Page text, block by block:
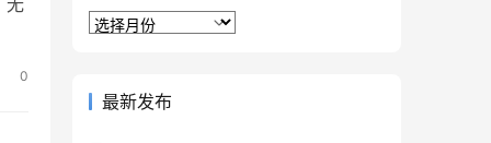
无
0
归
最新发布